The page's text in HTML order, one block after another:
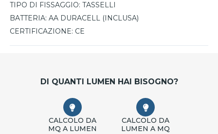
consente un utilizzo immediato. Un orologio che coniuga
stile e praticità, perfetto per chi desidera un dettaglio
TIPO DI FISSAGGIO: TASSELLI
BATTERIA: AA DURACELL (INCLUSA)
CERTIFICAZIONE: CE
DI QUANTI LUMEN HAI BISOGNO?
CALCOLO DA
MQ A LUMEN
CALCOLO DA
LUMEN A MQ